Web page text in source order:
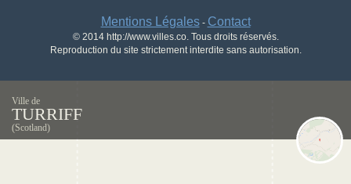
Mentions Légales- Contact
© 2014 http://www.villes.co. Tous droits réservés.
Reproduction du site strictement interdite sans autorisation.
Ville de
TURRIFF
(Scotland)